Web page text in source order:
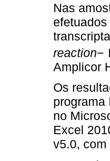
Nas
reaction−
Amplicor
Os
no
Excel
v5.0,